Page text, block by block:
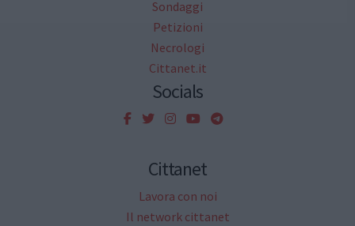
Sondaggi
Petizioni
Necrologi
Cittanet.it
Socials
Cittanet
Lavora con noi
Il network cittanet